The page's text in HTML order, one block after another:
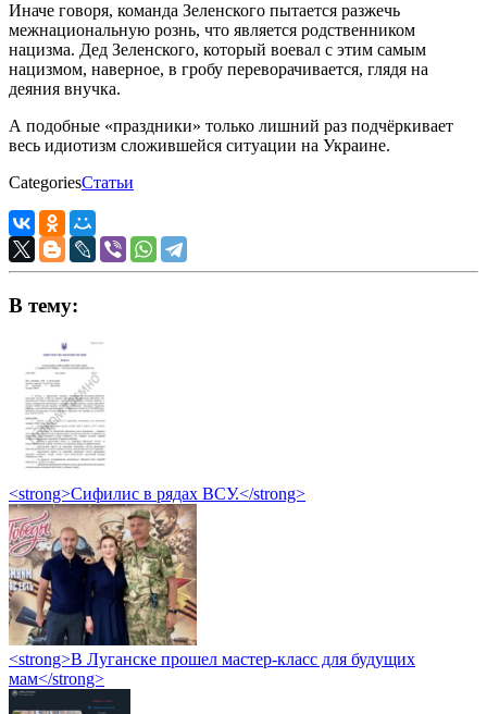
Иначе говоря, команда Зеленского пытается разжечь
межнациональную рознь, что является родственником
нацизма. Дед Зеленского, который воевал с этим самым
нацизмом, наверное, в гробу переворачивается, глядя на
деяния внучка.
А подобные «праздники» только лишний раз подчёркивает
весь идиотизм сложившейся ситуации на Украине.
CategoriesСтатьи
В тему:
<strong>Сифилис в рядах ВСУ.</strong>
<strong>В Луганске прошел мастер-класс для будущих
мам</strong>